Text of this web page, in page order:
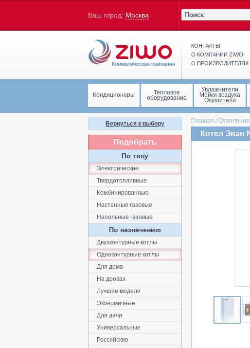
Ваш город: Москва
КОНТАКТЫ
О КОМПАНИИ ZIWO
О ПРОИЗВОДИТЕЛЯХ
Кондиционеры Тепловое
оборудование
Увлажнители
Мойки воздуха
Осушители
Главная / Отопление
Котел Эван
Вернуться к выбору
Подобрать
По типу
Электрические
Твердотопливные
Комбинированные
Настенные газовые
Напольные газовые
По назначению
Двухконтурные котлы
Одноконтурные котлы
Для дома
На дровах
Лучшие модели
Экономичные
Для дачи
Универсальные
Российские